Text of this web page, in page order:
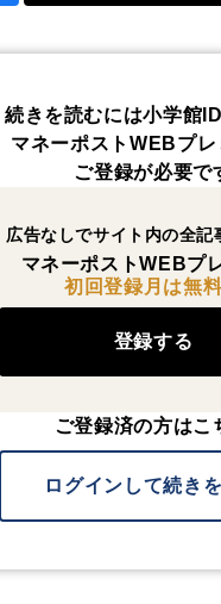
続きを読むには小学館
マネーポストWEBプレ
ご登録が必要で
広告なしでサイト内の全記
マネーポストWEBプ
初回登録月は無料
登録する
ご登録済の方はこ
ログインして続き